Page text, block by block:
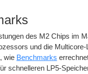
des M2 Chips im
und die
wie Benchmarks
schnelleren LP5-